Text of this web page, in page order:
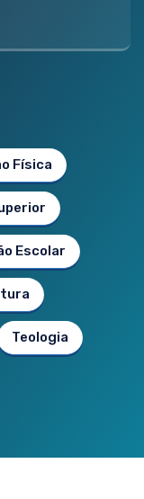
Física
Escolar
Teologia